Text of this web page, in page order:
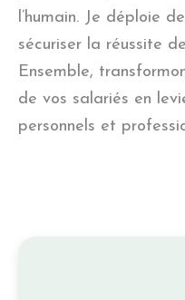
l’humain. Je déploie
sécuriser la réussite
Ensemble,
de vos salariés en
personnels et